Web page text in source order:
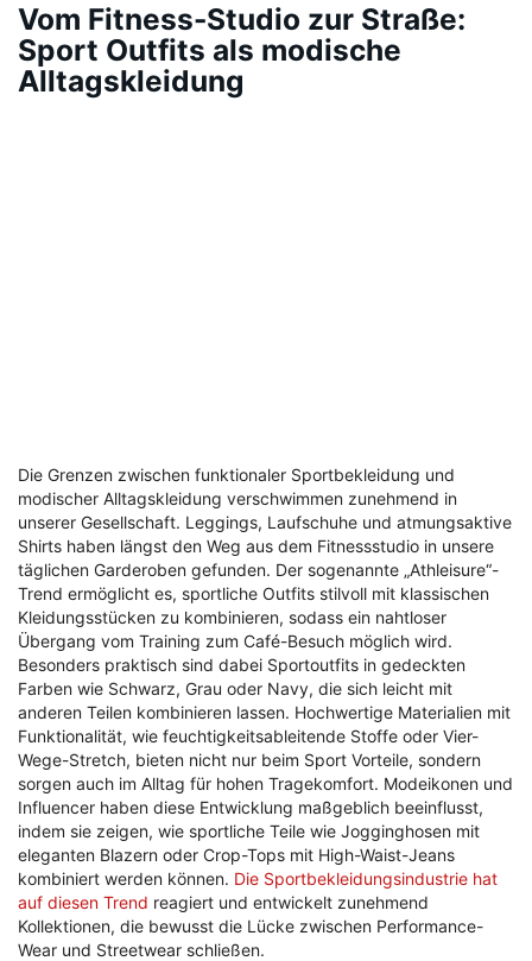
Vom Fitness-Studio zur Straße:
Sport Outfits als modische
Alltagskleidung
Die Grenzen zwischen funktionaler Sportbekleidung und
modischer Alltagskleidung verschwimmen zunehmend in
unserer Gesellschaft. Leggings, Laufschuhe und atmungsaktive
Shirts haben längst den Weg aus dem Fitnessstudio in unsere
täglichen Garderoben gefunden. Der sogenannte „Athleisure“-
Trend ermöglicht es, sportliche Outfits stilvoll mit klassischen
Kleidungsstücken zu kombinieren, sodass ein nahtloser
Übergang vom Training zum Café-Besuch möglich wird.
Besonders praktisch sind dabei Sportoutfits in gedeckten
Farben wie Schwarz, Grau oder Navy, die sich leicht mit
anderen Teilen kombinieren lassen. Hochwertige Materialien mit
Funktionalität, wie feuchtigkeitsableitende Stoffe oder Vier-
Wege-Stretch, bieten nicht nur beim Sport Vorteile, sondern
sorgen auch im Alltag für hohen Tragekomfort. Modeikonen und
Influencer haben diese Entwicklung maßgeblich beeinflusst,
indem sie zeigen, wie sportliche Teile wie Jogginghosen mit
eleganten Blazern oder Crop-Tops mit High-Waist-Jeans
kombiniert werden können. Die Sportbekleidungsindustrie hat
auf diesen Trend reagiert und entwickelt zunehmend
Kollektionen, die bewusst die Lücke zwischen Performance-
Wear und Streetwear schließen.